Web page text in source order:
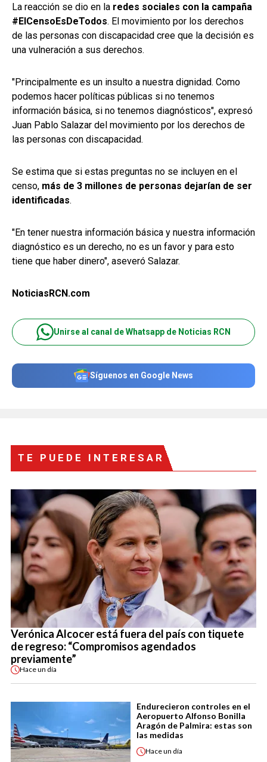
La reacción se dio en la redes sociales con la campaña
#ElCensoEsDeTodos. El movimiento por los derechos
de las personas con discapacidad cree que la decisión es
una vulneración a sus derechos.
"Principalmente es un insulto a nuestra dignidad. Como
podemos hacer políticas públicas si no tenemos
información básica, si no tenemos diagnósticos", expresó
Juan Pablo Salazar del movimiento por los derechos de
las personas con discapacidad.
Se estima que si estas preguntas no se incluyen en el
censo, más de 3 millones de personas dejarían de ser
identificadas.
"En tener nuestra información básica y nuestra información
diagnóstico es un derecho, no es un favor y para esto
tiene que haber dinero", aseveró Salazar.
NoticiasRCN.com
Unirse al canal de Whatsapp de Noticias RCN
Síguenos en Google News
TE PUEDE INTERESAR
Verónica Alcocer está fuera del país con tiquete
de regreso: “Compromisos agendados
previamente”
Haceun día
Endurecieron controles en el
Aeropuerto Alfonso Bonilla
Aragón de Palmira: estas son
las medidas
Haceun día